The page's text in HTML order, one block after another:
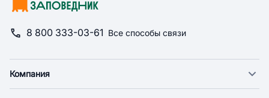
8 800 333-03-61 Все способы связи
Компания